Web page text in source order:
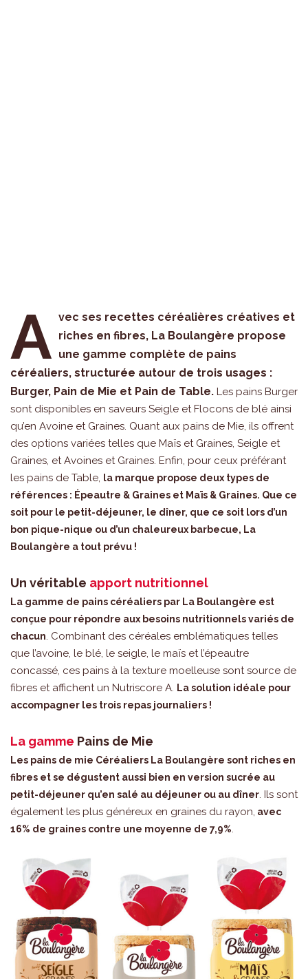
A vec ses recettes céréalières créatives et
riches en fibres, La Boulangère propose
une gamme complète de pains
céréaliers, structurée autour de trois usages :
Burger, Pain de Mie et Pain de Table. Les pains Burger
sont disponibles en saveurs Seigle et Flocons de blé ainsi
qu’en Avoine et Graines. Quant aux pains de Mie, ils offrent
des options variées telles que Maïs et Graines, Seigle et
Graines, et Avoines et Graines. Enfin, pour ceux préférant
les pains de Table, la marque propose deux types de
références : Épeautre & Graines et Maïs & Graines. Que ce
soit pour le petit-déjeuner, le dîner, que ce soit lors d’un
bon pique-nique ou d’un chaleureux barbecue, La
Boulangère a tout prévu !
Un véritable apport nutritionnel
La gamme de pains céréaliers par La Boulangère est
conçue pour répondre aux besoins nutritionnels variés de
chacun. Combinant des céréales emblématiques telles
que l’avoine, le blé, le seigle, le maïs et l’épeautre
concassé, ces pains à la texture moelleuse sont source de
fibres et affichent un Nutriscore A. La solution idéale pour
accompagner les trois repas journaliers !
La gamme Pains de Mie
Les pains de mie Céréaliers La Boulangère sont riches en
fibres et se dégustent aussi bien en version sucrée au
petit-déjeuner qu’en salé au déjeuner ou au dîner. Ils sont
également les plus généreux en graines du rayon, avec
16% de graines contre une moyenne de 7,9%.